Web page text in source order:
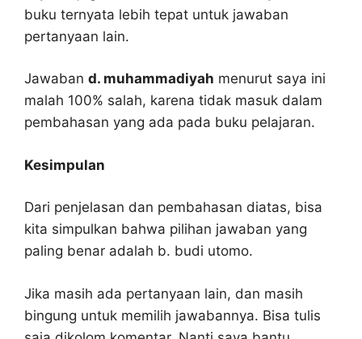
buku ternyata lebih tepat untuk jawaban
pertanyaan lain.
Jawaban d. muhammadiyah menurut saya ini
malah 100% salah, karena tidak masuk dalam
pembahasan yang ada pada buku pelajaran.
Kesimpulan
Dari penjelasan dan pembahasan diatas, bisa
kita simpulkan bahwa pilihan jawaban yang
paling benar adalah b. budi utomo.
Jika masih ada pertanyaan lain, dan masih
bingung untuk memilih jawabannya. Bisa tulis